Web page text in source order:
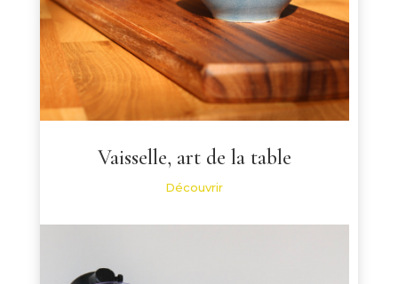
Vaisselle, art de la table
Découvrir